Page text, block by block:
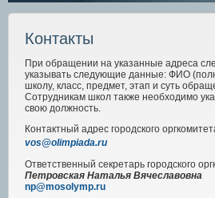
Контакты
При обращении на указанные адреса
указывать следующие данные: ФИО
школу, класс, предмет, этап и суть
Сотрудникам школ также необходимо
свою должность.
Контактный адрес городского
vos@olimpiada.ru
Ответственный секретарь городского
Петровская Наталья Вячеславовна
np@mosolymp.ru